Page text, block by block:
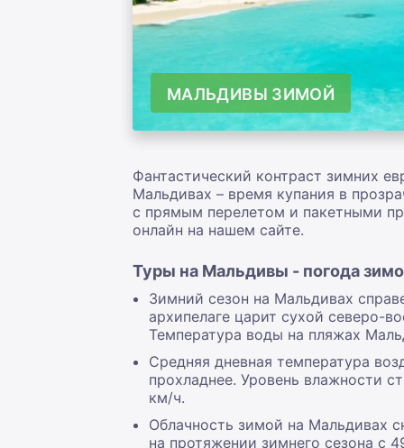
МАЛЬДИВЫ ЗИМОЙ
Фантастический контраст зимних
Мальдивах – время купания в
с прямым перелетом и пакетными
онлайн на нашем сайте.
Туры на Мальдивы - погода
Зимний сезон на Мальдивах
архипелаге царит сухой северо-
Температура воды на пляжах
Средняя дневная температура
прохладнее. Уровень влажности
км/ч.
Облачность зимой на Мальдивах
на протяжении зимнего сезона с